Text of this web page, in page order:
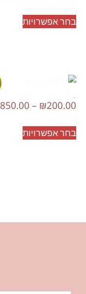
בחר אפשרויות
₪200.00
–
850.00
בחר אפשרויות